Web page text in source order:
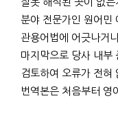
분야 전문가인 원어민
관용어법에 어긋나거
마지막으로 당사 내부
검토하여 오류가 전혀
번역본은 처음부터 영